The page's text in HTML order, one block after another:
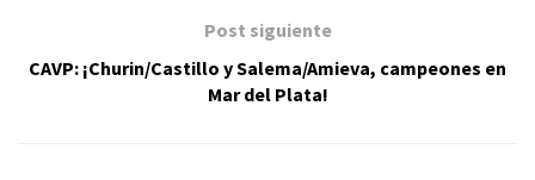
Post siguiente
CAVP: ¡Churin/Castillo y Salema/Amieva, campeones en
Mar del Plata!